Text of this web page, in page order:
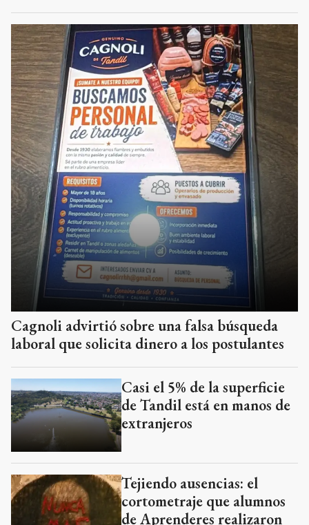
Cagnoli advirtió sobre una falsa búsqueda
laboral que solicita dinero a los postulantes
Casi el 5% de la superficie
de Tandil está en manos de
extranjeros
Tejiendo ausencias: el
cortometraje que alumnos
de Aprenderes realizaron